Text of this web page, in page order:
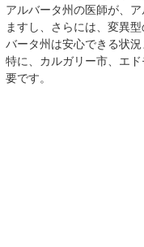
アルバータ州の医師が、
ますし、さらには、変異
バータ州は安心できる状況
特に、カルガリー市、エ
要です。